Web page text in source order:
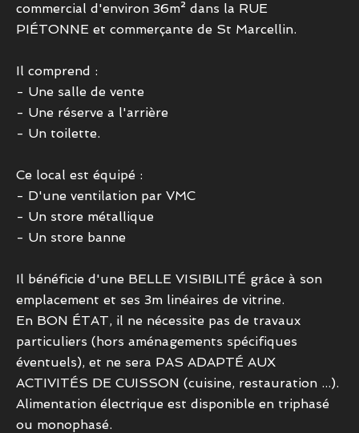
commercial d'environ 36m² dans la RUE
PIÉTONNE et commerçante de St Marcellin.
Il comprend :
- Une salle de vente
- Une réserve a l'arrière
- Un toilette.
Ce local est équipé :
- D'une ventilation par VMC
- Un store métallique
- Un store banne
Il bénéficie d'une BELLE VISIBILITÉ grâce à son
emplacement et ses 3m linéaires de vitrine.
En BON ÉTAT, il ne nécessite pas de travaux
particuliers (hors aménagements spécifiques
éventuels), et ne sera PAS ADAPTÉ AUX
ACTIVITÉS DE CUISSON (cuisine, restauration ...).
Alimentation électrique est disponible en triphasé
ou monophasé.